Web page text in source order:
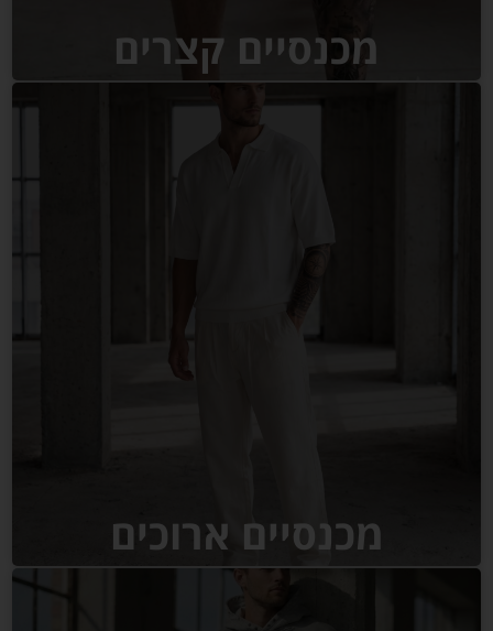
מכנסיים קצרים
מכנסיים ארוכים